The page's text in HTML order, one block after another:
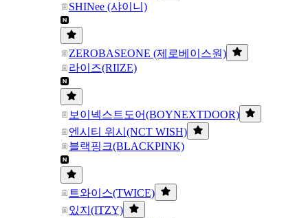
SHINee (샤이니)
ZEROBASEONE (제로베이스원)
라이즈(RIIZE)
보이넥스트도어(BOYNEXTDOOR)
엔시티 위시(NCT WISH)
블랙핑크(BLACKPINK)
트와이스(TWICE)
있지(ITZY)